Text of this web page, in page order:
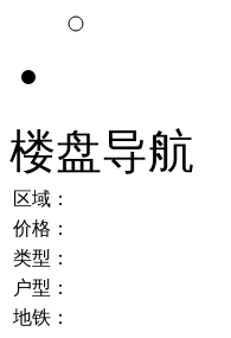
楼盘导航
区域：
价格：
类型：
户型：
地铁：